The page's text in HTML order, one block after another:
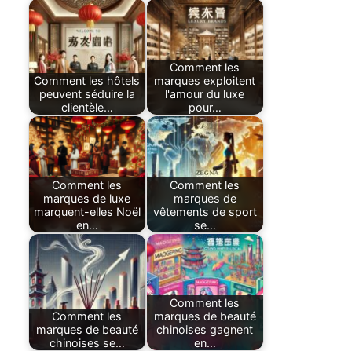
Comment les hôtels
peuvent séduire la
clientèle…
Comment les
marques exploitent
l'amour du luxe
pour…
Comment les
marques de luxe
marquent-elles Noël
en…
Comment les
marques de
vêtements de sport
se…
Comment les
marques de beauté
chinoises se…
Comment les
marques de beauté
chinoises gagnent
en…